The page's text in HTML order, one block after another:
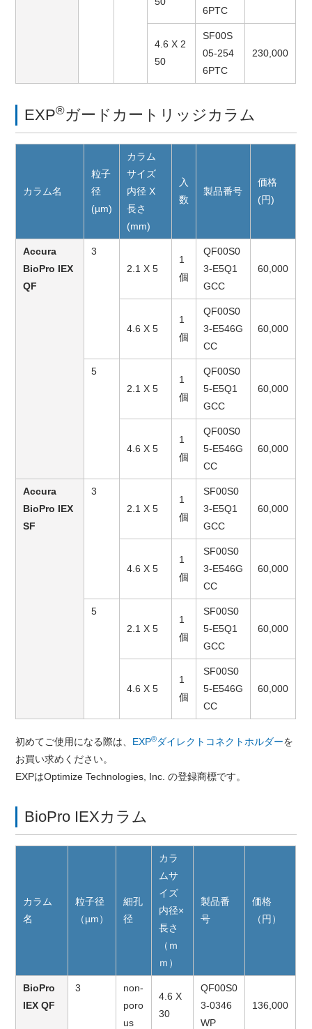
6PTC
4.6 X 2
50
SF00S
05-254
6PTC
230,000
EXP®ガードカートリッジカラム
カラム名
粒子
径
(µm)
カラム
サイズ
内径 X
長さ
(mm)
入
数
製品番号
価格
(円)
Accura
BioPro IEX
QF
3
2.1 X 5
1
個
QF00S0
3-E5Q1
GCC
60,000
4.6 X 5
1
個
QF00S0
3-E546G
CC
60,000
5
2.1 X 5
1
個
QF00S0
5-E5Q1
GCC
60,000
4.6 X 5
1
個
QF00S0
5-E546G
CC
60,000
Accura
BioPro IEX
SF
3
2.1 X 5
1
個
SF00S0
3-E5Q1
GCC
60,000
4.6 X 5
1
個
SF00S0
3-E546G
CC
60,000
5
2.1 X 5
1
個
SF00S0
5-E5Q1
GCC
60,000
4.6 X 5
1
個
SF00S0
5-E546G
CC
60,000
初めてご使用になる際は、 EXP®ダイレクトコネクトホルダーを
お買い求めください。
EXPはOptimize Technologies, Inc. の登録商標です。
BioPro IEXカラム
カラム
名
粒子径
（µm）
細孔
径
カラ
ムサ
イズ
内径×
長さ
（ｍ
ｍ）
製品番
号
価格
（円）
BioPro
IEX QF
3
non-
poro
us
4.6 X
30
QF00S0
3-0346
WP
136,000